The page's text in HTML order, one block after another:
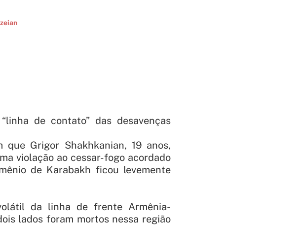
de contato” das desavenças
Grigor Shakhkanian, 19 anos,
violação ao cessar-fogo acordado
de Karabakh ficou levemente
da linha de frente Armênia-
lados foram mortos nessa região